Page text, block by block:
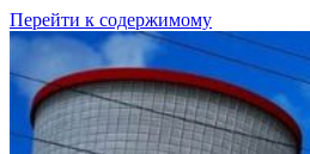
Перейти к содержимому